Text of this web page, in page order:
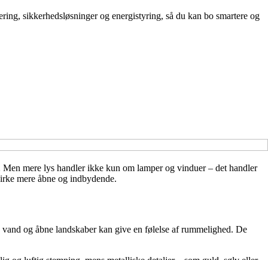
sikkerhedsløsninger og energistyring, så du kan bo smartere og
mere lys handler ikke kun om lamper og vinduer – det handler
mere åbne og indbydende.
og åbne landskaber kan give en følelse af rummelighed. De